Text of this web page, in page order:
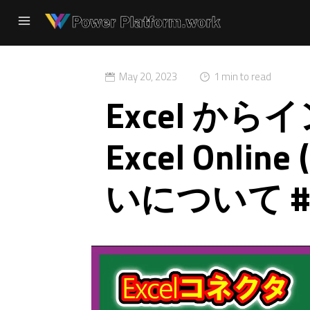
May 20, 2023 1 min to read
Excel から
Excel
いについて